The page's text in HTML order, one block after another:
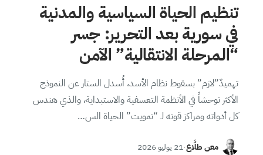
تنظيم الحياة السياسية والمدنية
في سورية بعد التحرير: جسر
“المرحلة الانتقالية” الآمن
تهميدٌ”لازم” بسقوط نظام الأسد، أُسدل الستار عن النموذج
الأكثر توحشاً في الأنظمة التعسفية والاستبداية، والذي هندس
كل أدواته ومراكز قوته لـ “تمويت” الحياة الس…
معن طلَّاع·21 يوليو 2026